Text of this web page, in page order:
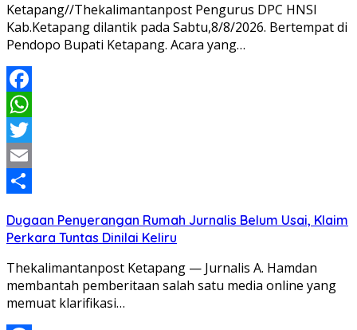
Ketapang//Thekalimantanpost Pengurus DPC HNSI
Kab.Ketapang dilantik pada Sabtu,8/8/2026. Bertempat di
Pendopo Bupati Ketapang. Acara yang…
Facebook
WhatsApp
Twitter
Email
Dugaan Penyerangan Rumah Jurnalis Belum Usai, Klaim
Perkara Tuntas Dinilai Keliru
Thekalimantanpost Ketapang — Jurnalis A. Hamdan
membantah pemberitaan salah satu media online yang
memuat klarifikasi…